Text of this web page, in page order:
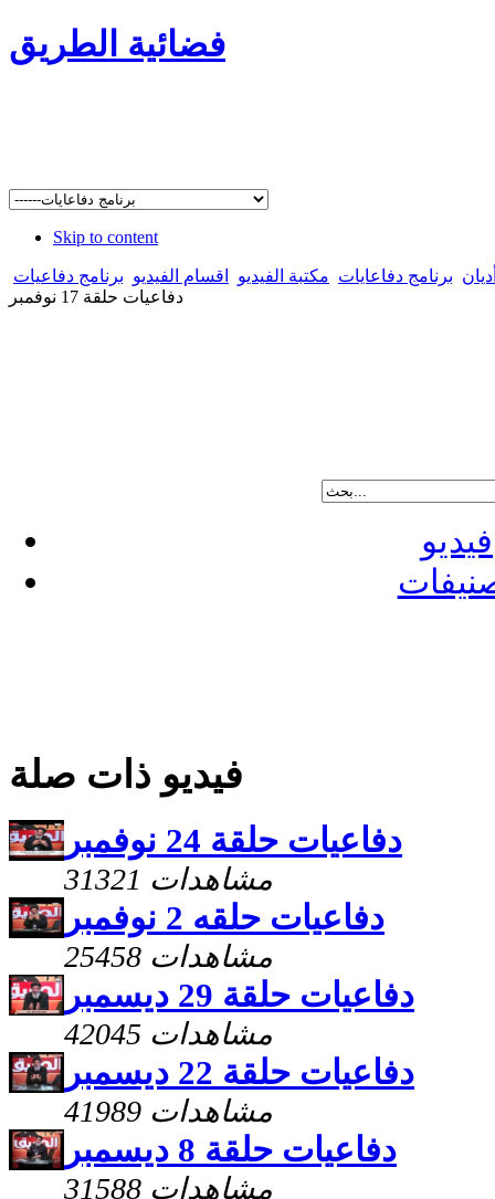
فضائية الطريق
Skip to content
برنامج دفاعايات مكتبة الفيديو اقسام الفيديو برنامج دفاعيات
دفاعيات حلقة 17 نوفمبر
فيديو
فيديو ذات صلة
دفاعيات حلقة 24 نوفمبر
31321 مشاهدات
دفاعيات حلقه 2 نوفمبر
25458 مشاهدات
دفاعيات حلقة 29 ديسمبر
42045 مشاهدات
دفاعيات حلقة 22 ديسمبر
41989 مشاهدات
دفاعيات حلقة 8 ديسمبر
31588 مشاهدات